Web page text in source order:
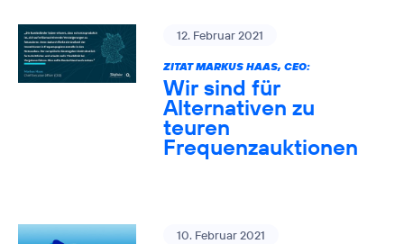
12. Februar 2021
ZITAT MARKUS HAAS, CEO:
Wir sind für
Alternativen zu
teuren
Frequenzauktionen
10. Februar 2021